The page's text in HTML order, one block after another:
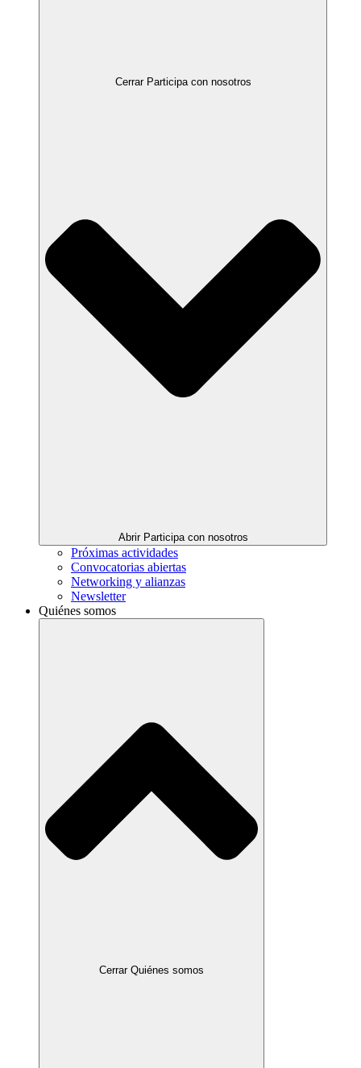
Cerrar Participa con nosotros
Abrir Participa con nosotros
Próximas actividades
Convocatorias abiertas
Networking y alianzas
Newsletter
Quiénes somos
Cerrar Quiénes somos